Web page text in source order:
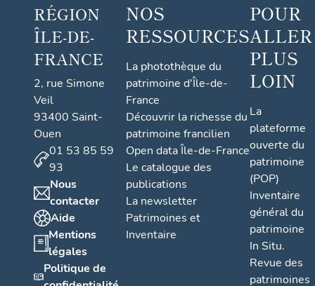
RÉGION
ÎLE-DE-
FRANCE
2, rue Simone
Veil
93400 Saint-
Ouen
01 53 85 59
93
Nous
contacter
Aide
Mentions
légales
Politique de
NOS
RESSOURCES
La photothèque du
patrimoine d'Île-de-
France
Découvrir la richesse du
patrimoine francilien
Open data Île-de-France
Le catalogue des
publications
La newsletter
Patrimoines et
Inventaire
POUR
ALLER
PLUS
LOIN
La
plateforme
ouverte du
patrimoine
(POP)
Inventaire
général du
patrimoine
In Situ.
Revue des
patrimoines